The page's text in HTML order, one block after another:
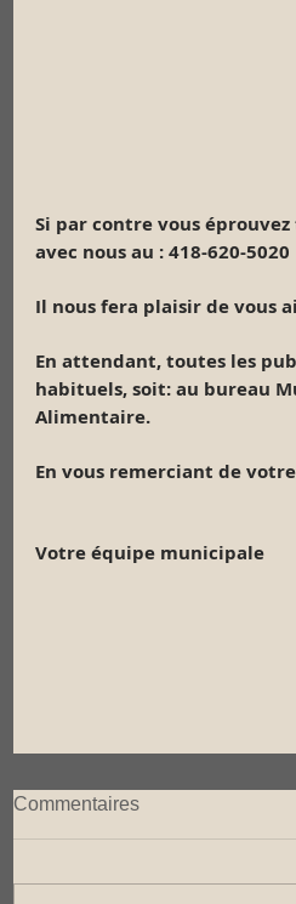
Si par contre vous
avec nous au : 418-620-5020
Il nous fera plaisir de vous
En attendant, toutes les
habituels, soit: au bureau
Alimentaire.
En vous remerciant de
Votre équipe municipale
Commentaires